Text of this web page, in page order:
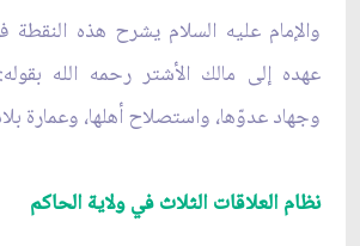
والإمام عليه السلام يشرح هذه
عهده إلى مالك الأشتر رحمه الله
وجهاد عدوّها، واستصلاح أهلها، وعمارة
نظام العلاقات الثلاث في ولاية الحاكم